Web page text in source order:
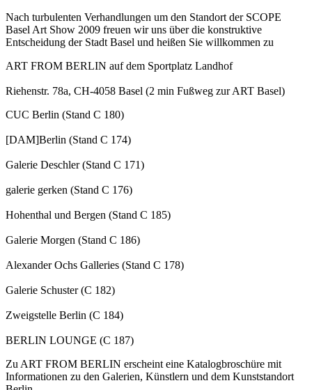
Nach turbulenten Verhandlungen um den Standort der SCOPE
Basel Art Show 2009 freuen wir uns über die konstruktive
Entscheidung der Stadt Basel und heißen Sie willkommen zu
ART FROM BERLIN auf dem Sportplatz Landhof
Riehenstr. 78a, CH-4058 Basel (2 min Fußweg zur ART Basel)
CUC Berlin (Stand C 180)
[DAM]Berlin (Stand C 174)
Galerie Deschler (Stand C 171)
galerie gerken (Stand C 176)
Hohenthal und Bergen (Stand C 185)
Galerie Morgen (Stand C 186)
Alexander Ochs Galleries (Stand C 178)
Galerie Schuster (C 182)
Zweigstelle Berlin (C 184)
BERLIN LOUNGE (C 187)
Zu ART FROM BERLIN erscheint eine Katalogbroschüre mit
Informationen zu den Galerien, Künstlern und dem Kunststandort